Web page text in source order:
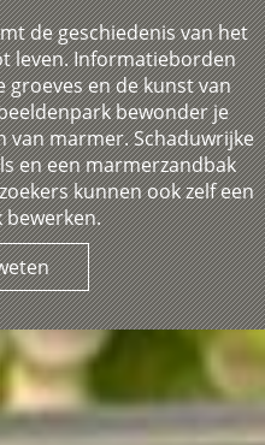
de geschiedenis van het
leven. Informatieborden
en de kunst van
bewonder je
van marmer. Schaduwrijke
en een marmerzandbak
kunnen ook zelf een